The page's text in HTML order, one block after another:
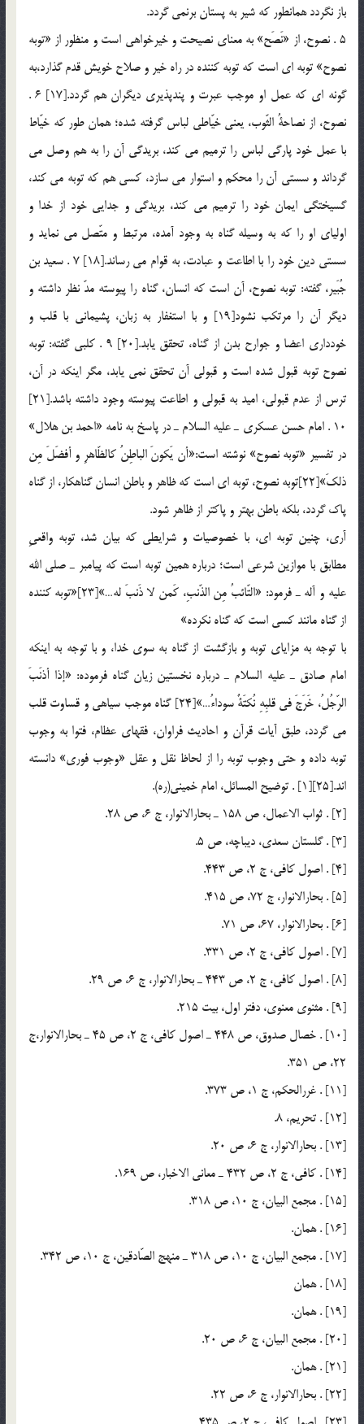
باز نگردد همانطور كه شير به پستان برنمي گردد.
5 . نصوح، از «نَصَح» به معناي نصيحت و خيرخواهي است و منظور از «توبه
نصوح» توبه اي است كه توبه كننده در راه خير و صلاح خويش قدم گذارد،‌به
گونه اي كه عمل او موجب عبرت و پندپذيري ديگران هم گردد.[17] 6 .
نصوح، از نصاحةُ الثّوب، يعني خيّاطي لباس گرفته شده؛ همان طور كه خيّاط
با عمل خود پارگي لباس را ترميم مي كند، بريدگي آن را به هم وصل مي
گرداند و سستي آن را محكم و استوار مي سازد، كسي هم كه توبه مي كند،
گسيختگي ايمان خود را ترميم مي كند، بريدگي و جدايي خود از خدا و
اولياي او را كه به وسيله گناه به وجود آمده، مرتبط و متّصل مي نمايد و
سستي دين خود را با اطاعت و عبادت، به قوام مي رساند.[18] 7 . سعيد بن
جُبَير، گفته: توبه نصوح، آن است كه انسان، گناه را پيوسته مدّ نظر داشته و
ديگر آن را مرتكب نشود[19] و با استغفار به زبان، پشيماني با قلب و
خودداري اعضا و جوارح بدن از گناه، تحقق يابد.[20] 9 . كلبي گفته: توبه
نصوح توبه قبول شده است و قبولي آن تحقق نمي يابد، مگر اينكه در آن،
ترس از عدم قبولي، اميد به قبولي و اطاعت پيوسته وجود داشته باشد.[21]
10 . امام حسن عسكري ـ عليه السلام ـ در پاسخ به نامه «احمد بن هلال»
در تفسير «توبه نصوح» نوشته است:‌«أن يَكونَ الباطِنُ كالظّاهرِ و أفضَلَ مِن
ذلكَ»[22]توبه نصوح، توبه اي است كه ظاهر و باطن انسان گناهكار، از گناه
پاك گردد، بلكه باطن بهتر و پاكتر از ظاهر شود.
آري، چنين توبه اي، با خصوصيات و شرايطي كه بيان شد، توبه واقعيِ
مطابق با موازين شرعي است؛ درباره همين توبه است كه پيامبر ـ صلي الله
عليه و آله ـ فرمود: «التّائبُ مِن الذّنبِ، كَمن لا ذَنبَ له…»[23]«توبه كننده
از گناه مانند كسي است كه گناه نكرده»
با توجه به مزاياي توبه و بازگشت از گناه به سوي خدا، و با توجه به اينكه
امام صادق ـ عليه السلام ـ درباره نخستين زيان گناه فرموده: «إذا أذنَبَ
الرّجُلُ، خَرَجَ في قلبِهِ نُكتَةٌ سوداءُ…»[24] گناه موجب سياهي و قساوت قلب
مي گردد، طبق آيات قرآن و احاديث فراوان، فقهاي عظام، فتوا به وجوب
توبه داده و حتي وجوب توبه را از لحاظ نقل و عقل «وجوب فوري» دانسته
اند.[25][1] . توضيح المسائل، امام خميني(ره).
[2] . ثواب الاعمال، ص 158 ـ بحارالانوار، ج 6، ص 28.
[3] . گلستان سعدي، ديباچه، ص 5.
[4] . اصول كافي، ج 2، ص 443.
[5] . بحارالانوار، ج 72، ص 415.
[6] . بحارالانوار، 67، ص 71.
[7] . اصول كافي، ج 2، ص 331.
[8] . اصول كافي، ج 2، ص 443 ـ بحارالانوار، ج 6، ص 29.
[9] . مثنوي معنوي، دفتر اول، بيت 215.
[10] . خصال صدوق، ص 448 ـ اصول كافي، ج 2، ص 45 ـ بحارالانوار،‌ج
22، ص 351.
[11] . غررالحكم، ج 1، ص 373.
[12] . تحريم، 8.
[13] . بحارالانوار، ج 6، ص 20.
[14] . كافي، ج 2، ص 432 ـ معاني الاخبار، ص 169.
[15] . مجمع البيان، ج 10، ص 318.
[16] . همان.
[17] . مجمع البيان، ج 10، ص 318 ـ منهج الصّادقين، ج 10، ص 342.
[18] . همان
[19] . همان.
[20] . مجمع البيان، ج 6، ص 20.
[21] . همان.
[22] . بحارالانوار، ج 6، ص 22.